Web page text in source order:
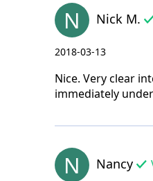
N Nick M.
2018-03-13
Nice. Very clear
immediately
N Nancy